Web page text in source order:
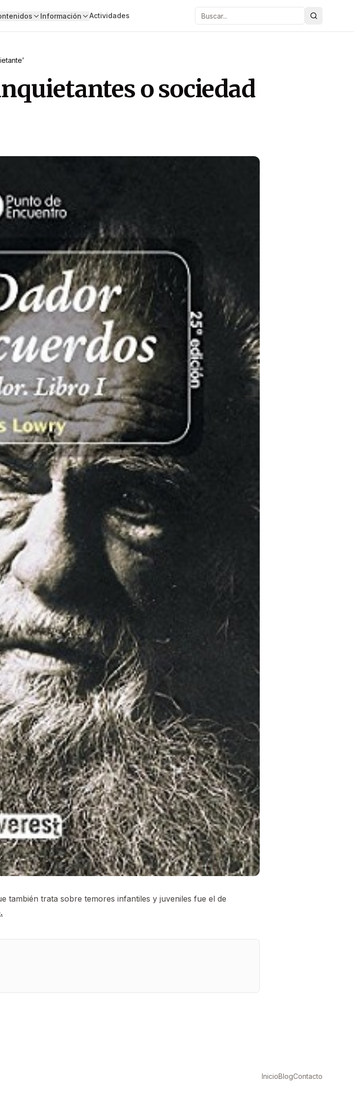
Información Actividades Buscar
o sociedad
también trata sobre temores infantiles y juveniles fue el de
InicioBlogContacto